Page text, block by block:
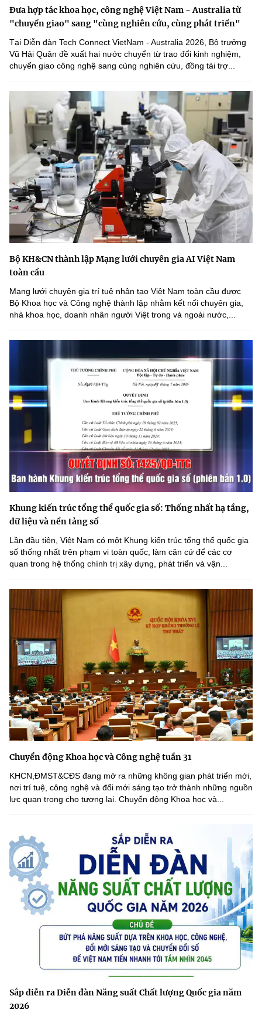
Đưa hợp tác khoa học, công nghệ Việt Nam - Australia từ
"chuyển giao" sang "cùng nghiên cứu, cùng phát triển"
Tại Diễn đàn Tech Connect VietNam - Australia 2026, Bộ trưởng
Vũ Hải Quân đề xuất hai nước chuyển từ trao đổi kinh nghiệm,
chuyển giao công nghệ sang cùng nghiên cứu, đồng tài trợ...
Bộ KH&CN thành lập Mạng lưới chuyên gia AI Việt Nam
toàn cầu
Mạng lưới chuyên gia trí tuệ nhân tạo Việt Nam toàn cầu được
Bộ Khoa học và Công nghệ thành lập nhằm kết nối chuyên gia,
nhà khoa học, doanh nhân người Việt trong và ngoài nước,...
Khung kiến trúc tổng thể quốc gia số: Thống nhất hạ tầng,
dữ liệu và nền tảng số
Lần đầu tiên, Việt Nam có một Khung kiến trúc tổng thể quốc gia
số thống nhất trên phạm vi toàn quốc, làm căn cứ để các cơ
quan trong hệ thống chính trị xây dựng, phát triển và vận...
Chuyển động Khoa học và Công nghệ tuần 31
KHCN,ĐMST&CĐS đang mở ra những không gian phát triển mới,
nơi trí tuệ, công nghệ và đổi mới sáng tạo trở thành những nguồn
lực quan trọng cho tương lai. Chuyển động Khoa học và...
Sắp diễn ra Diễn đàn Năng suất Chất lượng Quốc gia năm
2026